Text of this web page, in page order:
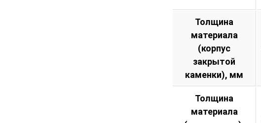
Толщина
материала
(корпус
закрытой
каменки), мм
Толщина
материала